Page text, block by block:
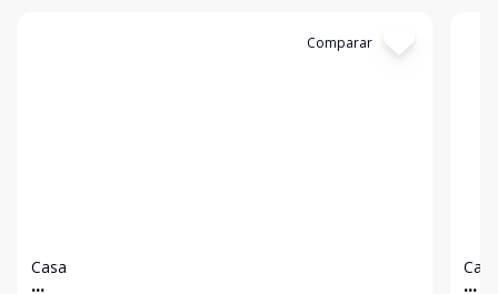
Comparar
Casa
...
Casa
...